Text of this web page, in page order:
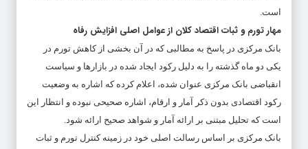
است.
مهار تورم و ثبات اقتصاد کلان از عوامل اصلی افزایش رفاه
بانک مرکزی در پاسخ به مطالبی که در آن بخشی از کاهش تورم در
یکی دو ماه گذشته را به دلیل رکود ایجاد شده در بازارها و سیاست
انقباضی بانک مرکزی عنوان شده، اعلام کرده که اشاره به وضعیت
رکود اقتصادی بدون ذکر آمار و ارقام، اشاره صحیحی نبوده و انتظار این
است که تحلیل مبتنی بر ارائه آمار و شواهد صحیح ارائه شود.
بانک مرکزی بر اساس رسالت اصلی خود در زمینه کنترل تورم و ثبات